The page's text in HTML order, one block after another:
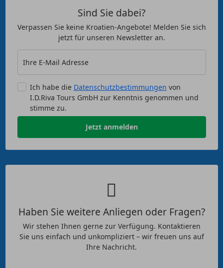
Sind Sie dabei?
Verpassen Sie keine Kroatien-Angebote! Melden Sie sich
jetzt für unseren Newsletter an.
Ihre E-Mail Adresse
Ich habe die Datenschutzbestimmungen von
I.D.Riva Tours GmbH zur Kenntnis genommen und
stimme zu.
Jetzt anmelden
Haben Sie weitere Anliegen oder Fragen?
Wir stehen Ihnen gerne zur Verfügung. Kontaktieren
Sie uns einfach und unkompliziert – wir freuen uns auf
Ihre Nachricht.